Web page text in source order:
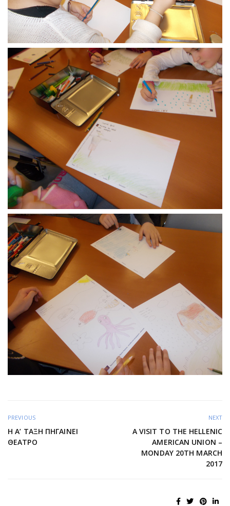
PREVIOUS
Η Α’ ΤΑΞΗ ΠΗΓΑΙΝΕΙ
ΘΕΑΤΡΟ
NEXT
A VISIT TO THE HELLENIC
AMERICAN UNION –
MONDAY 20TH MARCH
2017